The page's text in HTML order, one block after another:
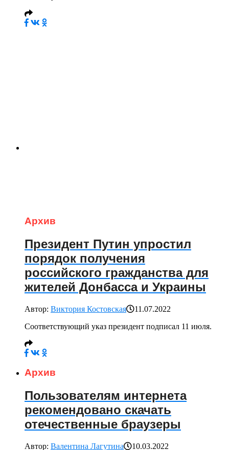
Архив
Президент Путин упростил
порядок получения
российского гражданства для
жителей Донбасса и Украины
Автор: Виктория Костовская
11.07.2022
Соответствующий указ президент подписал 11 июля.
Архив
Пользователям интернета
рекомендовано скачать
отечественные браузеры
Автор: Валентина Лагутина 10.03.2022